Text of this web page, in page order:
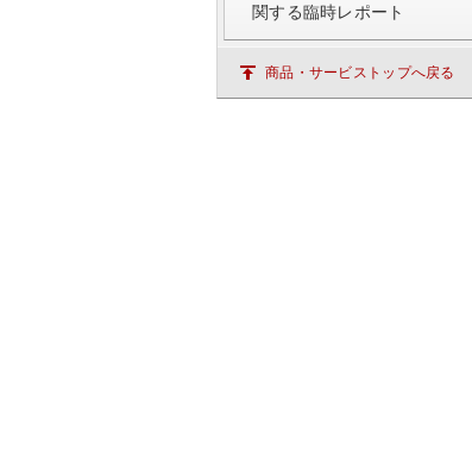
関する臨時レポート
商品・サービストップへ戻る